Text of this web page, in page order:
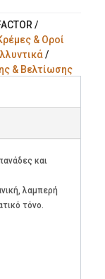
& Οροί
& Βελτίωσης
και
λαμπερή
τόνο.